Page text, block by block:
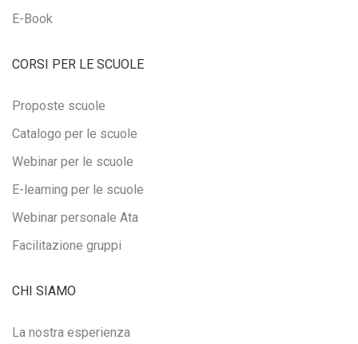
E-Book
CORSI PER LE SCUOLE
Proposte scuole
Catalogo per le scuole
Webinar per le scuole
E-learning per le scuole
Webinar personale Ata
Facilitazione gruppi
CHI SIAMO
La nostra esperienza